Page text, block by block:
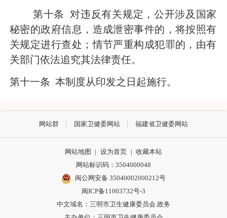
第十条
对违反有关规定，公开涉及国家
秘密的政府信息，造成泄密事件的，将按照有
关规定进行查处；情节严重构成犯罪的，由有
关部门依法追究其法律责任。
第十一条 本制度从印发之日起施行。
网站群 国家卫健委网站 福建省卫健委网站
网站地图 | 设为首页 | 收藏本站
网站标识码：3504000048
闽公网安备 35040002000212号
闽ICP备11003732号-3
中文域名：三明市卫生健康委员会.政务